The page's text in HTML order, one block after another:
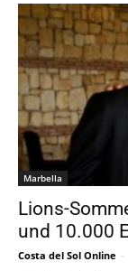
Marbella
Lions-
und 10.000
Costa del Sol Online -